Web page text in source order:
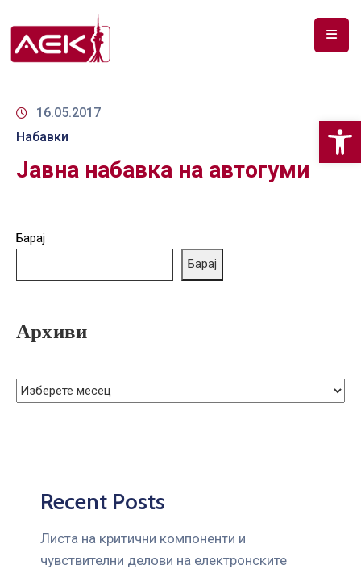
ЗА
ДОКУМЕНТИ
ПАЗАР
ЗА
КОРИСНИЦИ
16.05.2017
Набавки
Јавна набавка на автогуми
Барај
Барај
Архиви
Recent Posts
Листа на критични компоненти и
чувствителни делови на електронските